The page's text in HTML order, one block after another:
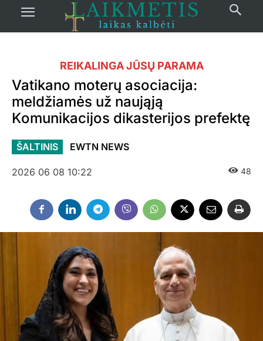
REIKALINGA JŪSŲ PARAMA
Vatikano moterų asociacija:
meldžiamės už naująją
Komunikacijos dikasterijos prefektę
ŠALTINIS EWTN NEWS
2026 06 08 10:22 48